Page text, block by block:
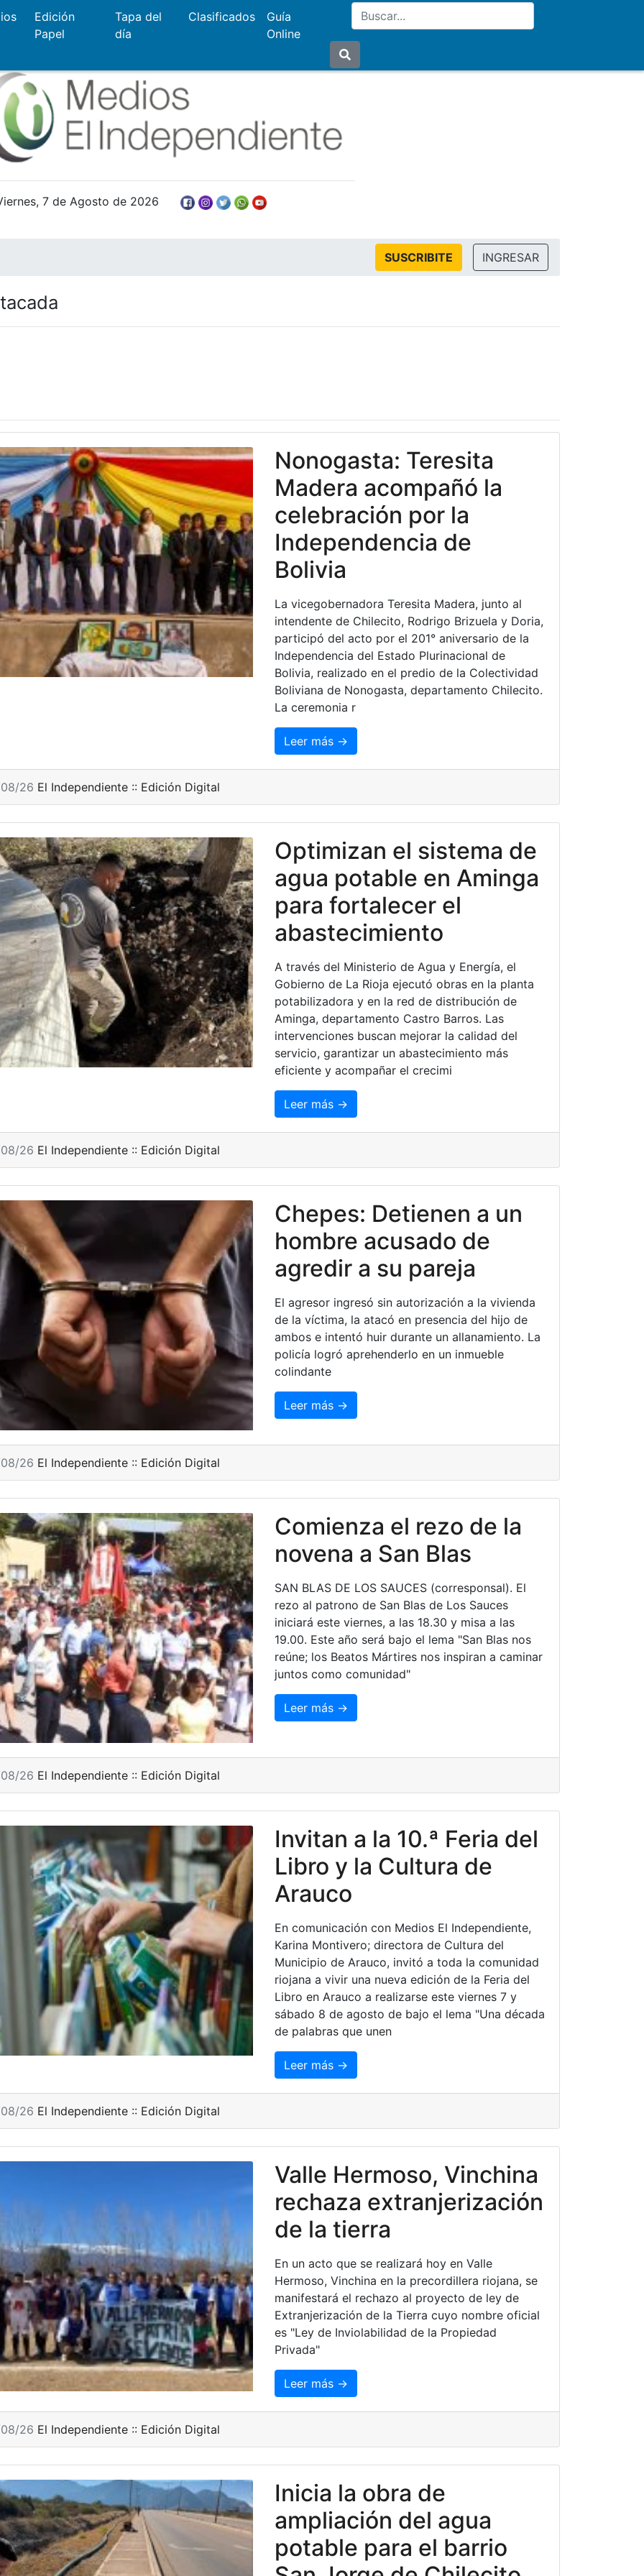
Edición
Papel
Tapa del
día
Clasificados
Guía
Online
7 de Agosto de 2026
SUSCRIBITE INGRESAR
Nonogasta: Teresita
Madera acompañó la
celebración por la
Independencia de
Bolivia
La vicegobernadora Teresita Madera, junto al
intendente de Chilecito, Rodrigo Brizuela y Doria,
participó del acto por el 201° aniversario de la
Independencia del Estado Plurinacional de
Bolivia, realizado en el predio de la Colectividad
Boliviana de Nonogasta, departamento Chilecito.
La ceremonia r
Leer más →
26 El Independiente :: Edición Digital
Optimizan el sistema de
agua potable en Aminga
para fortalecer el
abastecimiento
A través del Ministerio de Agua y Energía, el
Gobierno de La Rioja ejecutó obras en la planta
potabilizadora y en la red de distribución de
Aminga, departamento Castro Barros. Las
intervenciones buscan mejorar la calidad del
servicio, garantizar un abastecimiento más
eficiente y acompañar el crecimi
Leer más →
26 El Independiente :: Edición Digital
Chepes: Detienen a un
hombre acusado de
agredir a su pareja
El agresor ingresó sin autorización a la vivienda
de la víctima, la atacó en presencia del hijo de
ambos e intentó huir durante un allanamiento. La
policía logró aprehenderlo en un inmueble
colindante
Leer más →
26 El Independiente :: Edición Digital
Comienza el rezo de la
novena a San Blas
SAN BLAS DE LOS SAUCES (corresponsal). El
rezo al patrono de San Blas de Los Sauces
iniciará este viernes, a las 18.30 y misa a las
19.00. Este año será bajo el lema "San Blas nos
reúne; los Beatos Mártires nos inspiran a caminar
juntos como comunidad"
Leer más →
26 El Independiente :: Edición Digital
Invitan a la 10.ª Feria del
Libro y la Cultura de
Arauco
En comunicación con Medios El Independiente,
Karina Montivero; directora de Cultura del
Municipio de Arauco, invitó a toda la comunidad
riojana a vivir una nueva edición de la Feria del
Libro en Arauco a realizarse este viernes 7 y
sábado 8 de agosto de bajo el lema "Una década
de palabras que unen
Leer más →
26 El Independiente :: Edición Digital
Valle Hermoso, Vinchina
rechaza extranjerización
de la tierra
En un acto que se realizará hoy en Valle
Hermoso, Vinchina en la precordillera riojana, se
manifestará el rechazo al proyecto de ley de
Extranjerización de la Tierra cuyo nombre oficial
es "Ley de Inviolabilidad de la Propiedad
Privada"
Leer más →
26 El Independiente :: Edición Digital
Inicia la obra de
ampliación del agua
potable para el barrio